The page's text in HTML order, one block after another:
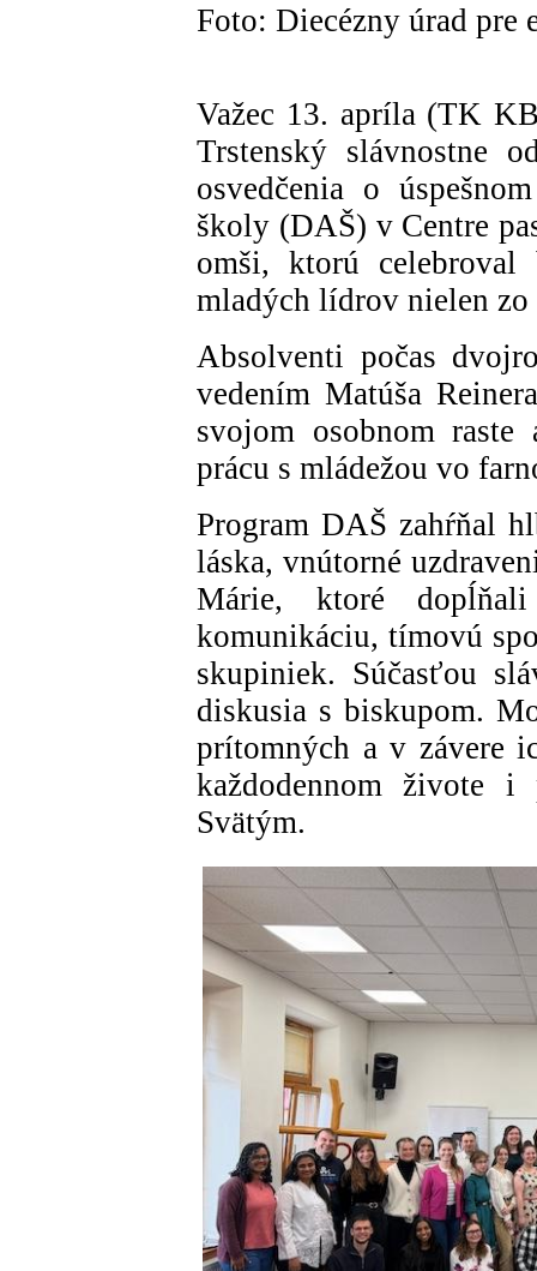
Foto: Diecézny úrad pre
Važec 13. apríla (TK
Trstenský slávnostne
osvedčenia o
školy (DAŠ) v Centre
omši, ktorú
mladých lídrov nielen zo
Absolventi počas
vedením Matúša
svojom osobnom
prácu s mládežou vo
Program DAŠ zahŕňal
láska, vnútorné
Márie, ktoré
komunikáciu, tímovú
skupiniek. Súčasťou
diskusia s biskupom.
prítomných a v závere
každodennom živote i
Svätým.